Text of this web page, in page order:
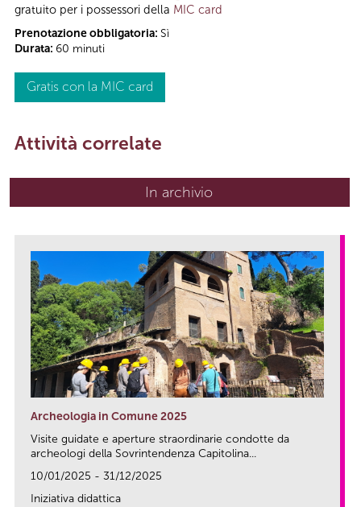
gratuito per i possessori della MIC card
Prenotazione obbligatoria: Sì
Durata: 60 minuti
Gratis con la MIC card
Attività correlate
In archivio
Archeologia in Comune 2025
Visite guidate e aperture straordinarie condotte da
archeologi della Sovrintendenza Capitolina...
10/01/2025 - 31/12/2025
Iniziativa didattica